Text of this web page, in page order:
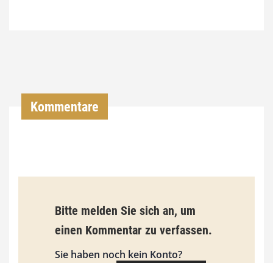
9
3
Kommentare
Bitte melden Sie sich an, um
einen Kommentar zu verfassen.
Sie haben noch kein Konto?